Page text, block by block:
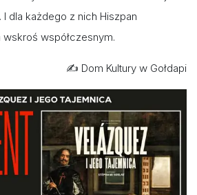
I dla każdego z nich Hiszpan
wskroś współczesnym.
✍️ Dom Kultury w Gołdapi